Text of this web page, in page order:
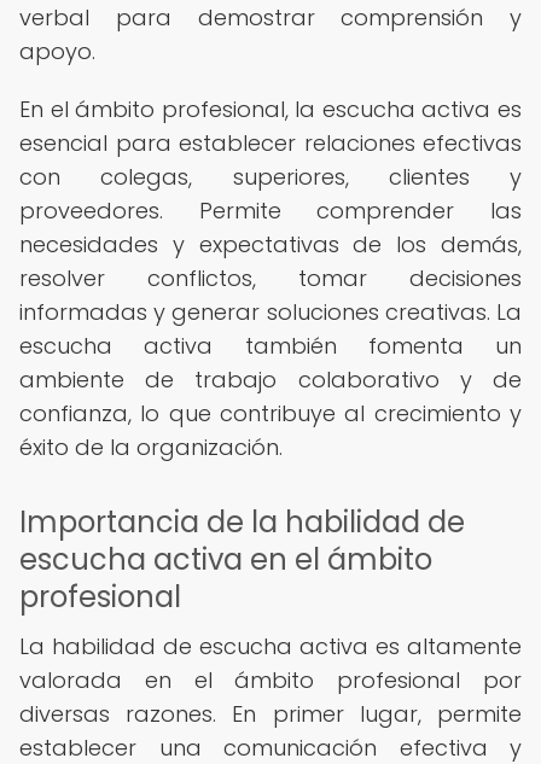
verbal para demostrar comprensión y
apoyo.
En el ámbito profesional, la escucha activa es
esencial para establecer relaciones efectivas
con colegas, superiores, clientes y
proveedores. Permite comprender las
necesidades y expectativas de los demás,
resolver conflictos, tomar decisiones
informadas y generar soluciones creativas. La
escucha activa también fomenta un
ambiente de trabajo colaborativo y de
confianza, lo que contribuye al crecimiento y
éxito de la organización.
Importancia de la habilidad de
escucha activa en el ámbito
profesional
La habilidad de escucha activa es altamente
valorada en el ámbito profesional por
diversas razones. En primer lugar, permite
establecer una comunicación efectiva y